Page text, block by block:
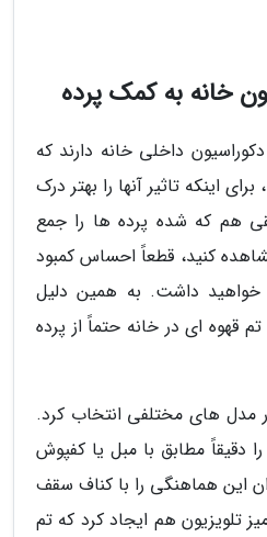
خانه به کمک پرده
داخلی خانه دارند که
اینکه تاثیر آنها را بهتر درک
هم که شده پرده ها را جمع
کنید، قطعاً احساس کمبود
خواهید داشت. به همین دلیل
قهوه ای در خانه حتماً از پرده
مدل های مختلفی انتخاب کرد.
دقیقاً مطابق با مبل یا کفپوش
این هماهنگی را با کناف سقف
تلویزیون هم ایجاد کرد که تم